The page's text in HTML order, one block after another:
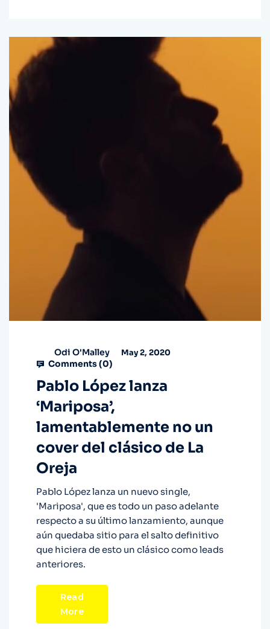
Odi O'Malley May 2, 2020
Comments (0)
Pablo López lanza
‘Mariposa’,
lamentablemente no un
cover del clásico de La
Oreja
Pablo López lanza un nuevo single,
'Mariposa', que es todo un paso adelante
respecto a su último lanzamiento, aunque
aún quedaba sitio para el salto definitivo
que hiciera de esto un clásico como leads
anteriores.
Read
More